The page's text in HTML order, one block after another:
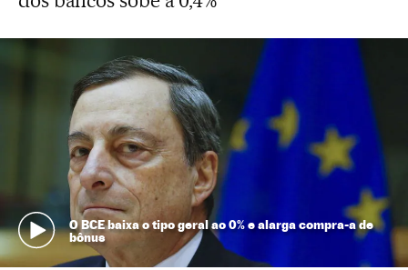
O BCE baixa o tipo geral ao 0% e alarga compra-a de
bônus